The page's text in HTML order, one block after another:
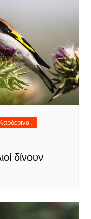
Καρδερινα.
δίνουν